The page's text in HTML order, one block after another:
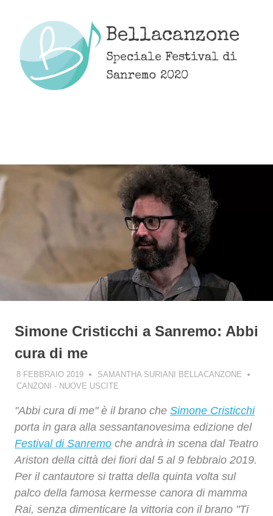
content
Bellacanzone
Speciale Festival di
Sanremo 2020
Simone Cristicchi a Sanremo: Abbi
cura di me
8 FEBBRAIO 2019
SAMANTHA SURIANI BELLACANZONE
CANZONI - NUOVE USCITE
"Abbi cura di me" è il brano che Simone Cristicchi
porta in gara alla sessantanovesima edizione del
Festival di Sanremo che andrà in scena dal Teatro
Ariston della città dei fiori dal 5 al 9 febbraio 2019.
Per il cantautore si tratta della quinta volta sul
palco della famosa kermesse canora di mamma
Rai, senza dimenticare la vittoria con il brano "Ti